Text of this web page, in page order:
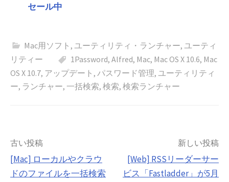
セール中
Mac用ソフト , ユーティリティ・ランチャー, ユーティ
リティー
1Password, Alfred, Mac, Mac OS X 10.6, Mac
OS X 10.7, アップデート , パスワード管理, ユーティリティ
ー, ランチャー, 一括検索, 検索, 検索ランチャー
投
稿
古い投稿
[Mac] ローカルやクラウ
ドのファイルを一括検索
新しい投稿
[Web] RSSリーダーサー
ビス「Fastladder」が5月